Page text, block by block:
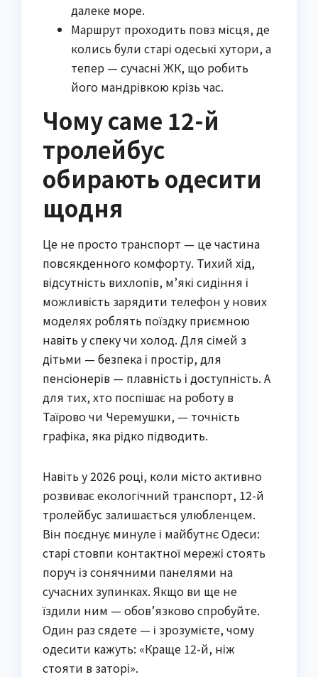
далеке море.
Маршрут проходить повз місця, де
колись були старі одеські хутори, а
тепер — сучасні ЖК, що робить
його мандрівкою крізь час.
Чому саме 12-й
тролейбус
обирають одесити
щодня
Це не просто транспорт — це частина
повсякденного комфорту. Тихий хід,
відсутність вихлопів, м’які сидіння і
можливість зарядити телефон у нових
моделях роблять поїздку приємною
навіть у спеку чи холод. Для сімей з
дітьми — безпека і простір, для
пенсіонерів — плавність і доступність. А
для тих, хто поспішає на роботу в
Таїрово чи Черемушки, — точність
графіка, яка рідко підводить.
Навіть у 2026 році, коли місто активно
розвиває екологічний транспорт, 12-й
тролейбус залишається улюбленцем.
Він поєднує минуле і майбутнє Одеси:
старі стовпи контактної мережі стоять
поруч із сонячними панелями на
сучасних зупинках. Якщо ви ще не
їздили ним — обов’язково спробуйте.
Один раз сядете — і зрозумієте, чому
одесити кажуть: «Краще 12-й, ніж
стояти в заторі».